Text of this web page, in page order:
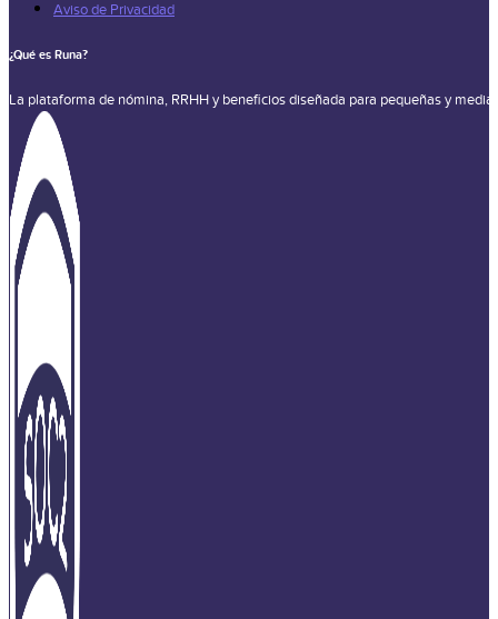
Aviso de Privacidad
¿Qué es Runa?
La plataforma de nómina, RRHH y beneficios diseñada para pequeñas y